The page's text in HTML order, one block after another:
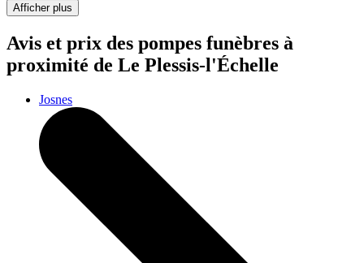
Afficher plus
Avis et prix des pompes funèbres à
proximité de Le Plessis-l'Échelle
Josnes